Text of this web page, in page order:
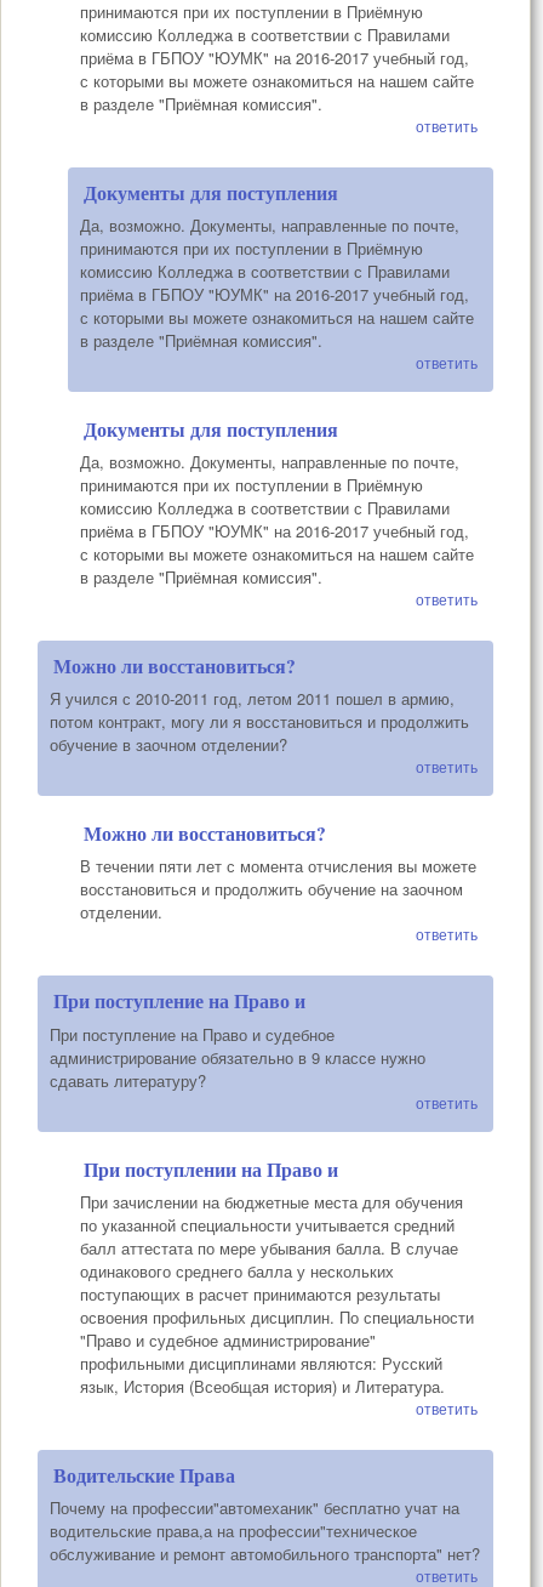
принимаются при их поступлении в Приёмную
комиссию Колледжа в соответствии с Правилами
приёма в ГБПОУ "ЮУМК" на 2016-2017 учебный год,
с которыми вы можете ознакомиться на нашем сайте
в разделе "Приёмная комиссия".
ответить
Документы для поступления
Да, возможно. Документы, направленные по почте,
принимаются при их поступлении в Приёмную
комиссию Колледжа в соответствии с Правилами
приёма в ГБПОУ "ЮУМК" на 2016-2017 учебный год,
с которыми вы можете ознакомиться на нашем сайте
в разделе "Приёмная комиссия".
ответить
Документы для поступления
Да, возможно. Документы, направленные по почте,
принимаются при их поступлении в Приёмную
комиссию Колледжа в соответствии с Правилами
приёма в ГБПОУ "ЮУМК" на 2016-2017 учебный год,
с которыми вы можете ознакомиться на нашем сайте
в разделе "Приёмная комиссия".
ответить
Можно ли восстановиться?
Я учился с 2010-2011 год, летом 2011 пошел в армию,
потом контракт, могу ли я восстановиться и продолжить
обучение в заочном отделении?
ответить
Можно ли восстановиться?
В течении пяти лет с момента отчисления вы можете
восстановиться и продолжить обучение на заочном
отделении.
ответить
При поступление на Право и
При поступление на Право и судебное
администрирование обязательно в 9 классе нужно
сдавать литературу?
ответить
При поступлении на Право и
При зачислении на бюджетные места для обучения
по указанной специальности учитывается средний
балл аттестата по мере убывания балла. В случае
одинакового среднего балла у нескольких
поступающих в расчет принимаются результаты
освоения профильных дисциплин. По специальности
"Право и судебное администрирование"
профильными дисциплинами являются: Русский
язык, История (Всеобщая история) и Литература.
ответить
Водительские Права
Почему на профессии"автомеханик" бесплатно учат на
водительские права,а на профессии"техническое
обслуживание и ремонт автомобильного транспорта" нет?
ответить